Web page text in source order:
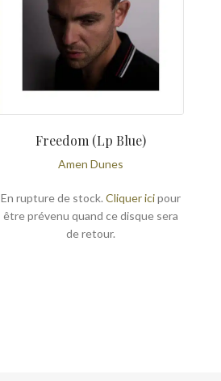
Freedom (Lp Blue)
Amen Dunes
En rupture de stock.Cliquer icipour
être prévenu quand ce disque sera
de retour.